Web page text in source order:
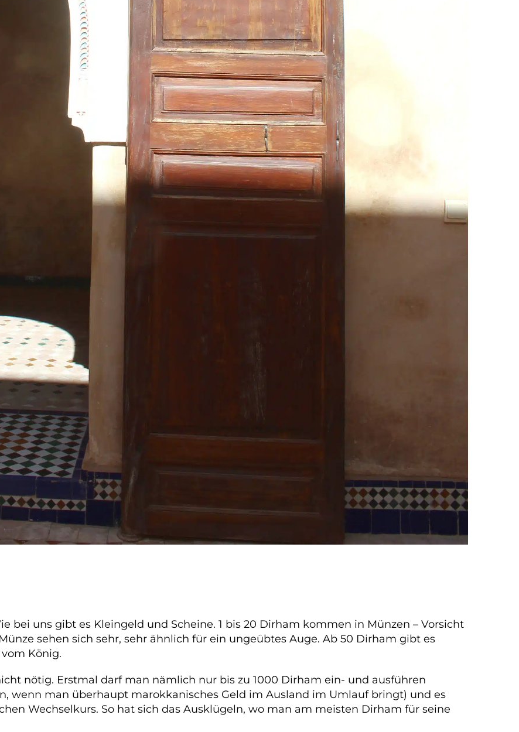
bei uns gibt es Kleingeld und Scheine. 1 bis 20 Dirham kommen in Münzen – Vorsicht
sehen sich sehr, sehr ähnlich für ein ungeübtes Auge. Ab 50 Dirham gibt es
König.
nötig. Erstmal darf man nämlich nur bis zu 1000 Dirham ein- und ausführen
wenn man überhaupt marokkanisches Geld im Ausland im Umlauf bringt) und es
Wechselkurs. So hat sich das Ausklügeln, wo man am meisten Dirham für seine